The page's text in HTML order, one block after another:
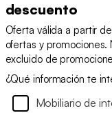
descuento
Oferta válida a partir
ofertas y
excluido de
¿Qué información te
Mobiliario de